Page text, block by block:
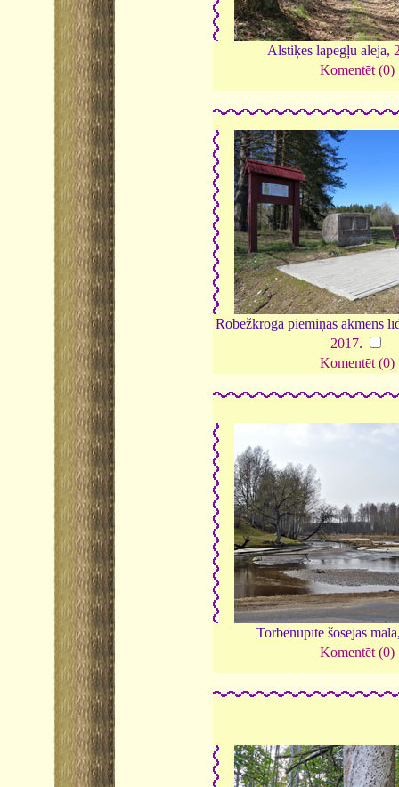
Alstiķes lapegļu aleja,
Komentēt (0)
Robežkroga piemiņas akmens
2017.
Komentēt (0)
Torbēnupīte šosejas
Komentēt (0)